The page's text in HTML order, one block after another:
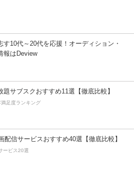
す10代～20代を応援！オーディション・
報はDeview
題サブスクおすすめ11選【徹底比較】
足度ランキング
配信サービスおすすめ40選【徹底比較】
ービス20選